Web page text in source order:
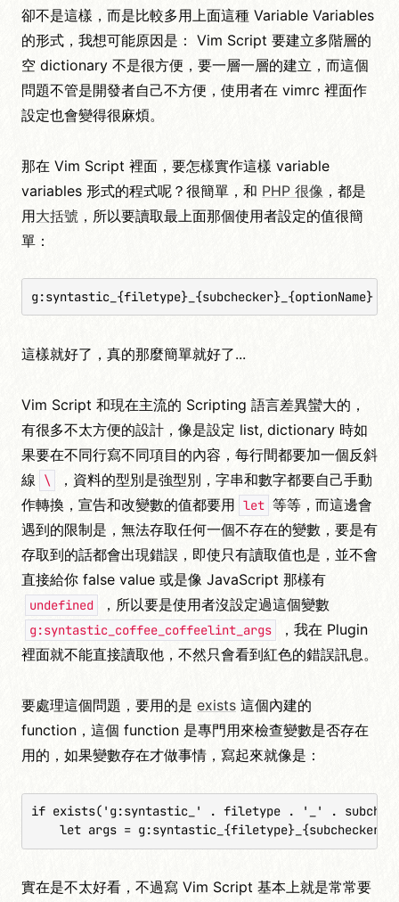
卻不是這樣，而是比較多用上面這種 Variable Variables
的形式，我想可能原因是： Vim Script 要建立多階層的
空 dictionary 不是很方便，要一層一層的建立，而這個
問題不管是開發者自己不方便，使用者在 vimrc 裡面作
設定也會變得很麻煩。
那在 Vim Script 裡面，要怎樣實作這樣 variable
variables 形式的程式呢？很簡單，和 PHP 很像 ，都是
用大括號 ，所以要讀取最上面那個使用者設定的值很簡
單：
g:syntastic_{filetype}_{subchecker}_{optionName}
這樣就好了，真的那麼簡單就好了...
Vim Script 和現在主流的 Scripting 語言差異蠻大的，
有很多不太方便的設計，像是設定 list, dictionary 時如
果要在不同行寫不同項目的內容，每行間都要加一個反斜
線
\
，資料的型別是強型別，字串和數字都要自己手動
作轉換，宣告和改變數的值都要用 let 等等，而這邊會
遇到的限制是，無法存取任何一個不存在的變數，要是有
存取到的話都會出現錯誤，即使只有讀取值也是，並不會
直接給你 false value 或是像 JavaScript 那樣有
undefined ，所以要是使用者沒設定過這個變數
g:syntastic_coffee_coffeelint_args
，我在 Plugin
裡面就不能直接讀取他，不然只會看到紅色的錯誤訊息。
要處理這個問題，要用的是 exists 這個內建的
function，這個 function 是專門用來檢查變數是否存在
用的，如果變數存在才做事情，寫起來就像是：
if exists('g:syntastic_' . filetype . '_' .
let args =
實在是不太好看，不過寫 Vim Script 基本上就是常常要